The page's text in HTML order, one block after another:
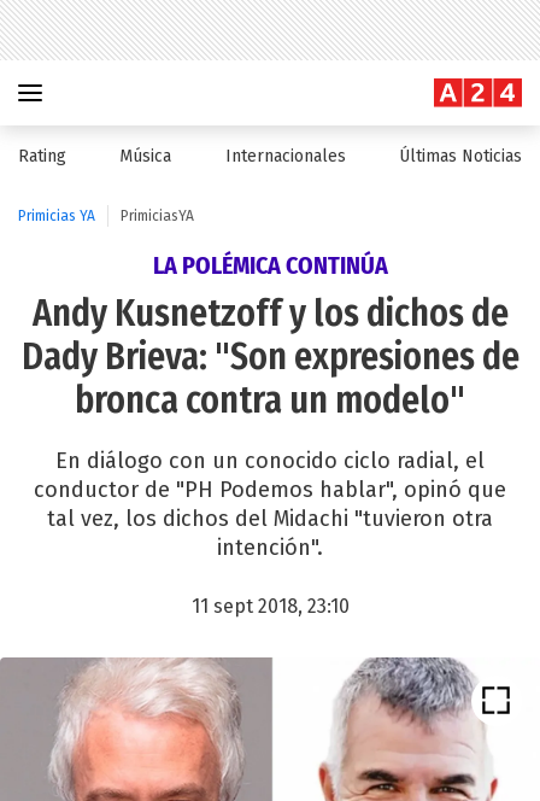
Rating Música Internacionales Últimas Noticias
Primicias YA PrimiciasYA
LA POLÉMICA CONTINÚA
Andy Kusnetzoff y los dichos de
Dady Brieva: "Son expresiones de
bronca contra un modelo"
En diálogo con un conocido ciclo radial, el
conductor de "PH Podemos hablar", opinó que
tal vez, los dichos del Midachi "tuvieron otra
intención".
11 sept 2018, 23:10